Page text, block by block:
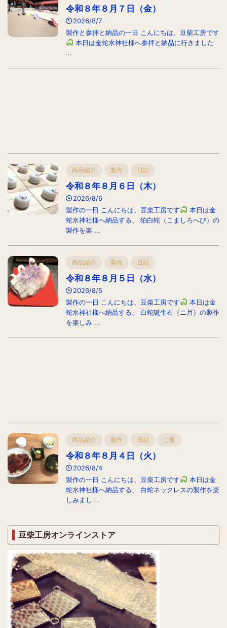
令和８年８月７日（金）
2026/8/7
製作と参拝と納品の一日 こんにちは、豆柴工房です
本日は金蛇水神社様へ参拝と納品に行きました
...
商品紹介 製作 日記
令和８年８月６日（木）
2026/8/6
製作の一日 こんにちは、豆柴工房です
本日は金
蛇水神社様へ納品する、 狛白蛇（こましろへび）の
製作を楽 ...
商品紹介 製作 日記
令和８年８月５日（水）
2026/8/5
製作の一日 こんにちは、豆柴工房です
本日は金
蛇水神社様へ納品する、 白蛇誕生石（ニ月）の製作
を楽しみ ...
商品紹介 製作 日記 ご飯
令和８年８月４日（火）
2026/8/4
製作の一日 こんにちは、豆柴工房です
本日は金
蛇水神社様へ納品する、 白蛇ネックレスの製作を楽
しみまし ...
豆柴工房オンラインストア